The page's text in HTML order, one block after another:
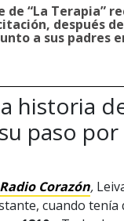
de “La Terapia”
después
a sus padres
historia
paso
Radio Corazón,
cuando